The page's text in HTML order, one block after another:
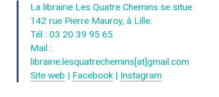
La librairie Les Quatre Chemins se situe
142 rue Pierre Mauroy, à Lille.
Tél : 03 20 39 95 65
Mail :
librairie.lesquatrechemins[at]gmail.com
Site web | Facebook | Instagram